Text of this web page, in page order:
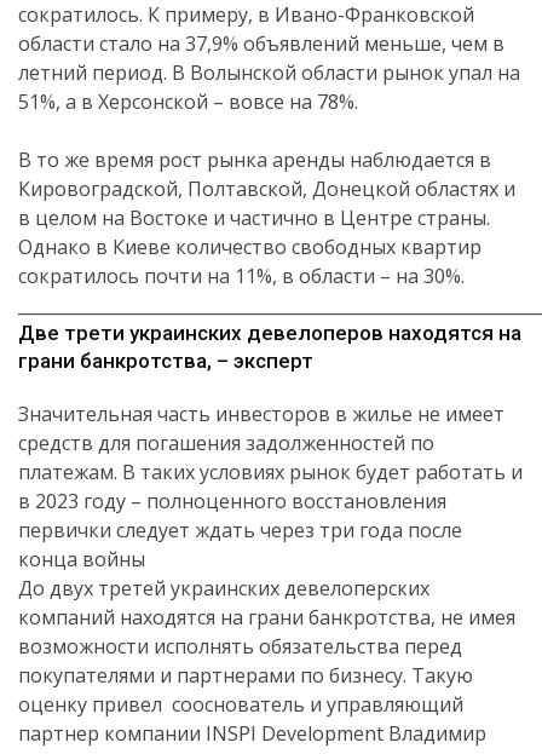
сократилось. К примеру, в Ивано-Франковской
области стало на 37,9% объявлений меньше, чем в
летний период. В Волынской области рынок упал на
51%, а в Херсонской – вовсе на 78%.
В то же время рост рынка аренды наблюдается в
Кировоградской, Полтавской, Донецкой областях и
в целом на Востоке и частично в Центре страны.
Однако в Киеве количество свободных квартир
сократилось почти на 11%, в области – на 30%.
Две трети украинских девелоперов находятся на
грани банкротства, – эксперт
Значительная часть инвесторов в жилье не имеет
средств для погашения задолженностей по
платежам. В таких условиях рынок будет работать и
в 2023 году – полноценного восстановления
первички следует ждать через три года после
конца войны
До двух третей украинских девелоперских
компаний находятся на грани банкротства, не имея
возможности исполнять обязательства перед
покупателями и партнерами по бизнесу. Такую
оценку привел сооснователь и управляющий
партнер компании INSPI Development Владимир